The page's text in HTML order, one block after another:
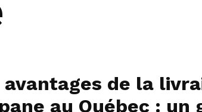
avantages de la
au Québec : un